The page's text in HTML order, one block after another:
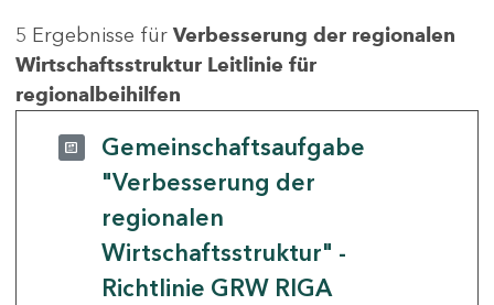
5 Ergebnisse für Verbesserung der regionalen
Wirtschaftsstruktur Leitlinie für
regionalbeihilfen
Gemeinschaftsaufgabe
"Verbesserung der
regionalen
Wirtschaftsstruktur" -
Richtlinie GRW RIGA